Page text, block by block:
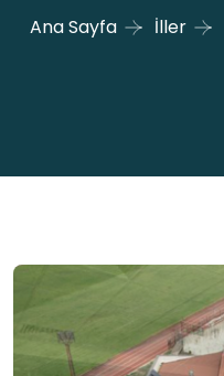
Ana Sayfa İller